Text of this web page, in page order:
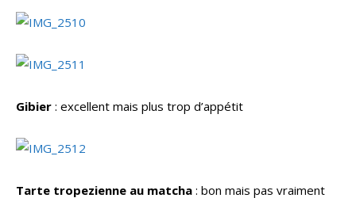
Gibier : excellent mais plus trop d’appétit
Tarte tropezienne au matcha : bon mais pas vraiment